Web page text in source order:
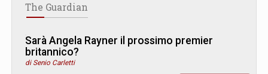
The Guardian
Sarà Angela Rayner il prossimo premier
britannico?
di Senio Carletti